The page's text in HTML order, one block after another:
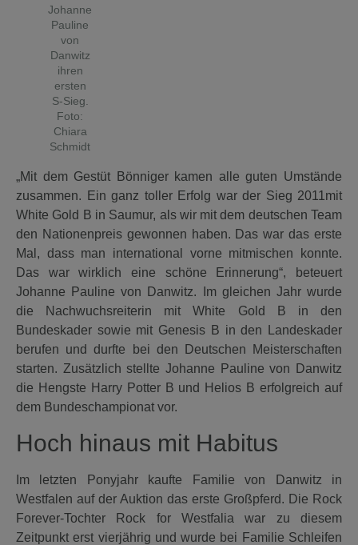
Johanne
Pauline
von
Danwitz
ihren
ersten
S-Sieg.
Foto:
Chiara
Schmidt
„Mit dem Gestüt Bönniger kamen alle guten Umstände
zusammen. Ein ganz toller Erfolg war der Sieg 2011mit
White Gold B in Saumur, als wir mit dem deutschen Team
den Nationenpreis gewonnen haben. Das war das erste
Mal, dass man international vorne mitmischen konnte.
Das war wirklich eine schöne Erinnerung“, beteuert
Johanne Pauline von Danwitz. Im gleichen Jahr wurde
die Nachwuchsreiterin mit White Gold B in den
Bundeskader sowie mit Genesis B in den Landeskader
berufen und durfte bei den Deutschen Meisterschaften
starten. Zusätzlich stellte Johanne Pauline von Danwitz
die Hengste Harry Potter B und Helios B erfolgreich auf
dem Bundeschampionat vor.
Hoch hinaus mit Habitus
Im letzten Ponyjahr kaufte Familie von Danwitz in
Westfalen auf der Auktion das erste Großpferd. Die Rock
Forever-Tochter Rock for Westfalia war zu diesem
Zeitpunkt erst vierjährig und wurde bei Familie Schleifen